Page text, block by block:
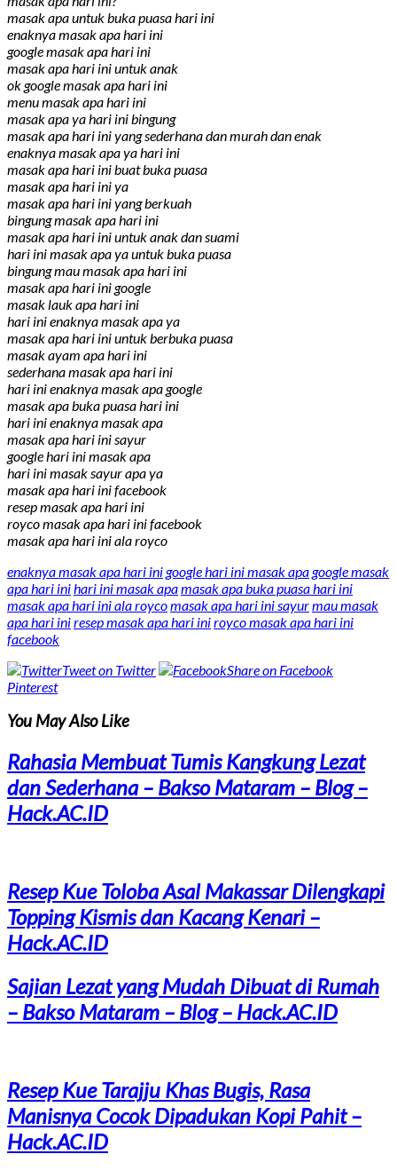
masak apa untuk buka puasa hari ini
enaknya masak apa hari ini
google masak apa hari ini
masak apa hari ini untuk anak
ok google masak apa hari ini
menu masak apa hari ini
masak apa ya hari ini bingung
masak apa hari ini yang sederhana dan murah dan enak
enaknya masak apa ya hari ini
masak apa hari ini buat buka puasa
masak apa hari ini ya
masak apa hari ini yang berkuah
bingung masak apa hari ini
masak apa hari ini untuk anak dan suami
hari ini masak apa ya untuk buka puasa
bingung mau masak apa hari ini
masak apa hari ini google
masak lauk apa hari ini
hari ini enaknya masak apa ya
masak apa hari ini untuk berbuka puasa
masak ayam apa hari ini
sederhana masak apa hari ini
hari ini enaknya masak apa google
masak apa buka puasa hari ini
hari ini enaknya masak apa
masak apa hari ini sayur
google hari ini masak apa
hari ini masak sayur apa ya
masak apa hari ini facebook
resep masak apa hari ini
royco masak apa hari ini facebook
masak apa hari ini ala royco
enaknya masak apa hari inigoogle hari ini masak apagoogle masak
apa hari ini hari ini masak apamasak apa buka puasa hari ini
masak apa hari ini ala roycomasak apa hari ini sayurmau masak
apa hari iniresep masak apa hari iniroyco masak apa hari ini
facebook
Tweet on Twitter
Share on Facebook
Pinterest
You May Also Like
Rahasia Membuat Tumis Kangkung Lezat
dan Sederhana – Bakso Mataram – Blog –
Hack.AC.ID
Resep Kue Toloba Asal Makassar Dilengkapi
Topping Kismis dan Kacang Kenari –
Hack.AC.ID
Sajian Lezat yang Mudah Dibuat di Rumah
– Bakso Mataram – Blog – Hack.AC.ID
Resep Kue Tarajju Khas Bugis, Rasa
Manisnya Cocok Dipadukan Kopi Pahit –
Hack.AC.ID